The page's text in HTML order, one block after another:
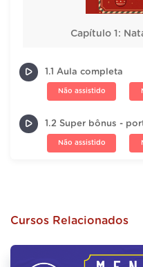
Capítulo 1:
1.1 Aula completa
Não assistido
1.2 Super bônus -
Não assistido
Cursos Relacionados